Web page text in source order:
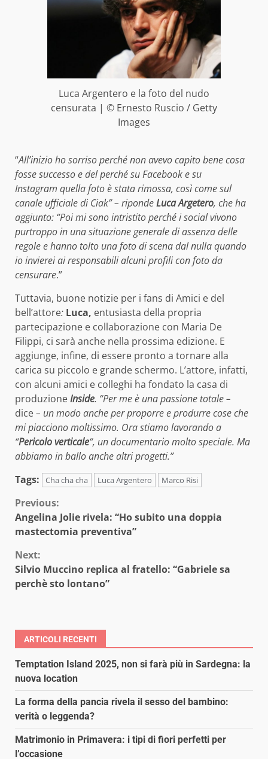
Luca Argentero e la foto del nudo
censurata | © Ernesto Ruscio / Getty
Images
“All’inizio ho sorriso perché non avevo capito bene cosa
fosse successo e del perché su Facebook e su
Instagram quella foto è stata rimossa, così come sul
canale ufficiale di Ciak” – ripondeLuca Argetero, che ha
aggiunto: “Poi mi sono intristito perché i social vivono
purtroppo in una situazione generale di assenza delle
regole e hanno tolto una foto di scena dal nulla quando
io invierei ai responsabili alcuni profili con foto da
censurare.”
Tuttavia, buone notizie per i fans di Amici e del
bell’attore: Luca, entusiasta della propria
partecipazione e collaborazione con Maria De
Filippi, ci sarà anche nella prossima edizione. E
aggiunge, infine, di essere pronto a tornare alla
carica su piccolo e grande schermo. L’attore, infatti,
con alcuni amici e colleghi ha fondato la casa di
produzioneInside. “Per me è una passione totale –
dice– un modo anche per proporre e produrre cose che
mi piacciono moltissimo. Ora stiamo lavorando a
“Pericolo verticale“, un documentario molto speciale. Ma
abbiamo in ballo anche altri progetti.”
Tags:
Cha cha cha Luca Argentero Marco Risi
Continue
Reading
Previous:
Angelina Jolie rivela: “Ho subito una doppia
mastectomia preventiva”
Next:
Silvio Muccino replica al fratello: “Gabriele sa
perchè sto lontano”
ARTICOLI RECENTI
Temptation Island 2025, non si farà più in Sardegna: la
nuova location
La forma della pancia rivela il sesso del bambino:
verità o leggenda?
Matrimonio in Primavera: i tipi di fiori perfetti per
l’occasione